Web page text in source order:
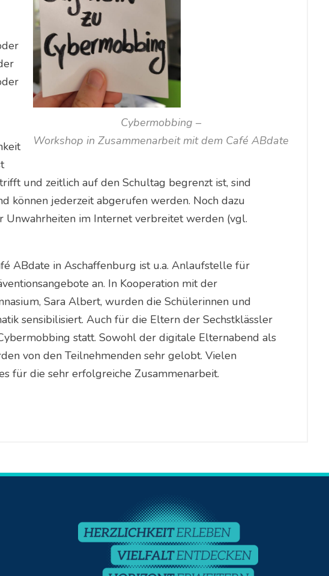
Cybermobbing –
Workshop in Zusammenarbeit mit dem Café ABdate
und zeitlich auf den Schultag begrenzt ist, sind
können jederzeit abgerufen werden. Noch dazu
Unwahrheiten im Internet verbreitet werden (vgl.
ABdate in Aschaffenburg ist u.a. Anlaufstelle für
an. In Kooperation mit der
Sara Albert, wurden die Schülerinnen und
sensibilisiert. Auch für die Eltern der Sechstklässler
statt. Sowohl der digitale Elternabend als
von den Teilnehmenden sehr gelobt. Vielen
für die sehr erfolgreiche Zusammenarbeit.